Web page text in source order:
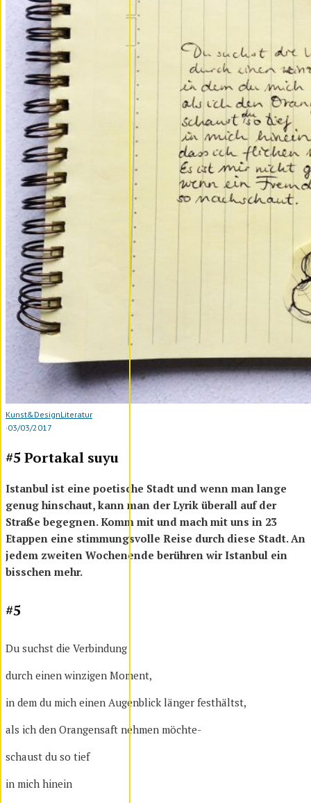
Kunst&DesignLiteratur
·03/03/2017
#5 Portakal suyu
Istanbul ist eine poetische Stadt und wenn man lange
genug hinschaut, kann man der Lyrik überall auf der
Straße begegnen. Komm mit und mach mit uns in 23
Etappen eine stimmungsvolle Reise durch diese Stadt. An
jedem zweiten Wochenende berühren wir Istanbul ein
bisschen mehr.
#5
Du suchst die Verbindung
durch einen winzigen Moment,
in dem du mich einen Augenblick länger festhältst,
als ich den Orangensaft nehmen möchte-
schaust du so tief
in mich hinein